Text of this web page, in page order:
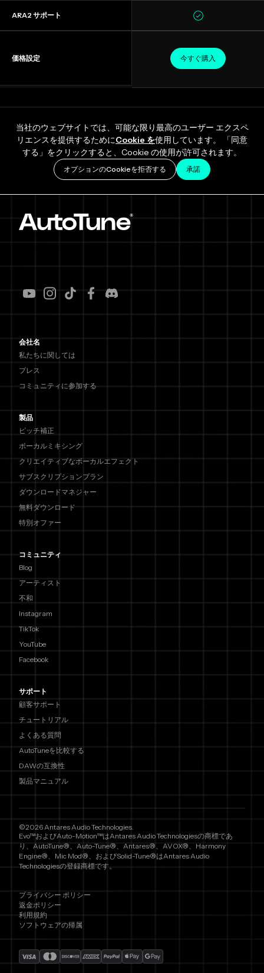
ARA2 サポート
価格設定 今すぐ購入
当社のウェブサイトでは、可能な限り最高のユーザー エクスペ
リエンスを提供するためにCookie を使用しています。 「同意
する」をクリックすると、Cookie の使用が許可されます。
オプションのCookieを拒否する 承諾
会社名
私たちに関しては
プレス
コミュニティに参加する
製品
ピッチ補正
ボーカルミキシング
クリエイティブなボーカルエフェクト
サブスクリプションプラン
ダウンロードマネジャー
無料ダウンロード
特別オファー
コミュニティ
Blog
アーティスト
不和
Instagram
TikTok
YouTube
Facebook
サポート
顧客サポート
チュートリアル
よくある質問
AutoTuneを比較する
DAWの互換性
製品マニュアル
©2026 Antares Audio Technologies.
Evo™およびAuto-Motion™はAntares Audio Technologiesの商標であ
り、AutoTune®、Auto-Tune®、Antares®、AVOX®、Harmony
Engine®、Mic Mod®、およびSolid-Tune®はAntares Audio
Technologiesの登録商標です。
プライバシー ポリシー
返金ポリシー
利用規約
ソフトウェアの帰属